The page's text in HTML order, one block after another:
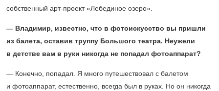
собственный арт-проект «Лебединое озеро».
— Владимир, известно, что в фотоискусство вы пришли
из балета, оставив труппу Большого театра. Неужели
в детстве вам в руки никогда не попадал фотоаппарат?
— Конечно, попадал. Я много путешествовал с балетом
и фотоаппарат, естественно, всегда был в руках. Но он никогда